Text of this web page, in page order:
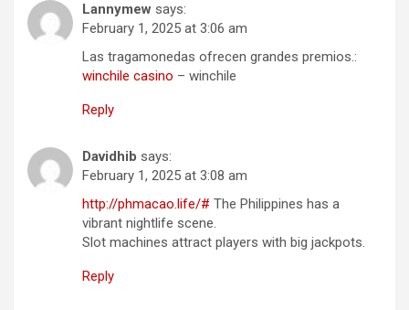
Lannymew says:
February 1, 2025 at 3:06 am
Las tragamonedas ofrecen grandes premios.:
winchile casino – winchile
Reply
Davidhib says:
February 1, 2025 at 3:08 am
http://phmacao.life/# The Philippines has a
vibrant nightlife scene.
Slot machines attract players with big jackpots.
Reply